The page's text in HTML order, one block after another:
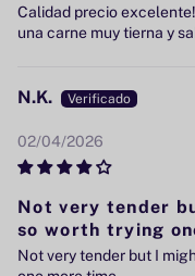
Calidad precio
una carne muy tierna y
02/04/2026
N.K.
Not very tender
so worth trying
Not very tender but I